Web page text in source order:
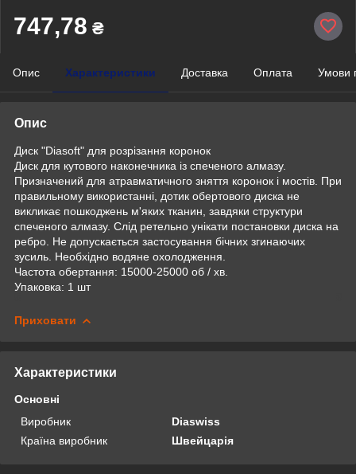
747,78 ₴
Опис Характеристики Доставка Оплата Умови
Опис
Диск "Diasoft" для розрізання коронок
Диск для кутового наконечника із спеченого алмазу.
Призначений для атравматичного зняття коронок і мостів. При
правильному використанні, дотик обертового диска не
викликає пошкоджень м'яких тканин, завдяки структури
спеченого алмазу. Слід ретельно унікати постановки диска на
ребро. Не допускається застосування бічних згинаючих
зусиль. Необхідно водяне охолодження.
Частота обертання: 15000-25000 об / хв.
Упаковка: 1 шт
Приховати
Характеристики
Основні
Виробник
Diaswiss
Країна виробник
Швейцарія